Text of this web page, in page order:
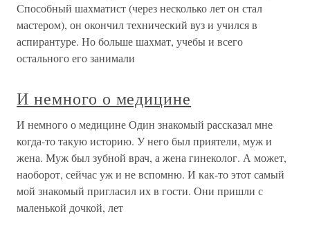
Способный шахматист (через несколько лет он стал
мастером), он окончил технический вуз и учился в
аспирантуре. Но больше шахмат, учебы и всего
остального его занимали
И немного о медицине
И немного о медицине Один знакомый рассказал мне
когда-то такую историю. У него был приятели, муж и
жена. Муж был зубной врач, а жена гинеколог. А может,
наоборот, сейчас уж и не вспомню. И как-то этот самый
мой знакомый пригласил их в гости. Они пришли с
маленькой дочкой, лет